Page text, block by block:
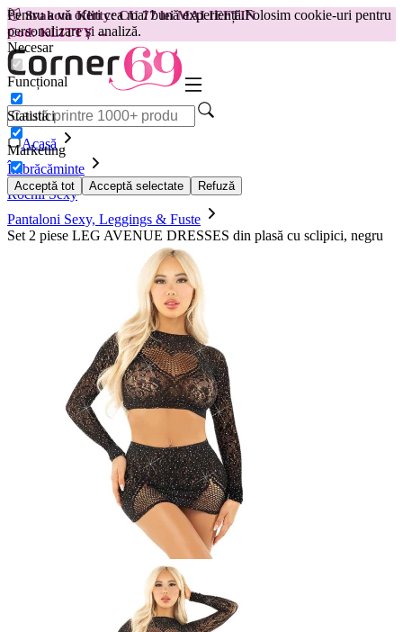
Pentru a vă oferi cea mai bună experiență.Folosim cookie-uri pentru
personalizare și analiză.
Necesar
Funcțional
Statistici
Marketing
Acceptă tot Acceptă selectate Refuză
😽Svakom Klitty: CU 77 lei MAI IEFTIN
Cod: KLITTY →
Acasă
Îmbrăcăminte
Rochii Sexy
Pantaloni Sexy, Leggings & Fuste
Set 2 piese LEG AVENUE DRESSES din plasă cu sclipici, negru